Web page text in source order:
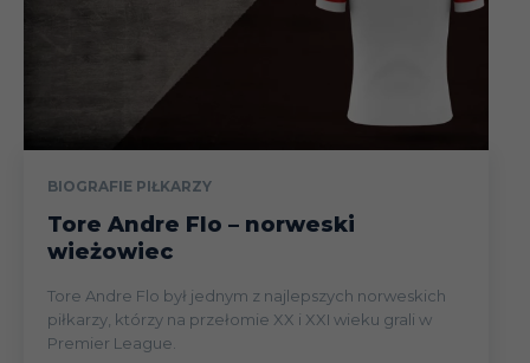
BIOGRAFIE PIŁKARZY
Tore Andre Flo – norweski
wieżowiec
Tore Andre Flo był jednym z najlepszych norweskich
piłkarzy, którzy na przełomie XX i XXI wieku grali w
Premier League.